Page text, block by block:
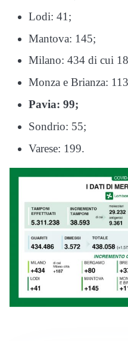
Lodi: 41;
Mantova: 145;
Milano: 434 di cui
Monza e Brianza:
Pavia: 99;
Sondrio: 55;
Varese: 199.